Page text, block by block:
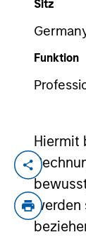
Sitz
Funktion
Hiermit
werden
YEARS OF
11 Years